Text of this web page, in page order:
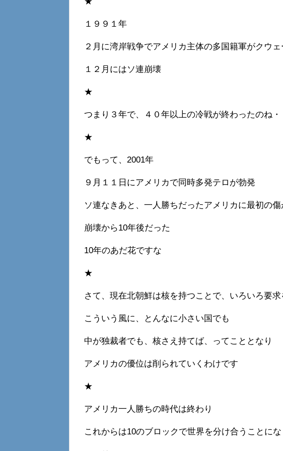
１９９１年
２月に湾岸戦争でアメリカ主体の多国籍軍がクウ
１２月にはソ連崩壊
★
つまり３年で、４０年以上の冷戦が終わったのね・
★
でもって、2001年
９月１１日にアメリカで同時多発テロが勃発
ソ連なきあと、一人勝ちだったアメリカに最初の傷
崩壊から10年後だった
10年のあだ花ですな
★
さて、現在北朝鮮は核を持つことで、いろいろ要
こういう風に、とんなに小さい国でも
中が独裁者でも、核さえ持てば、ってこととなり
アメリカの優位は削られていくわけです
★
アメリカ一人勝ちの時代は終わり
これからは10のブロックで世界を分け合うことにな